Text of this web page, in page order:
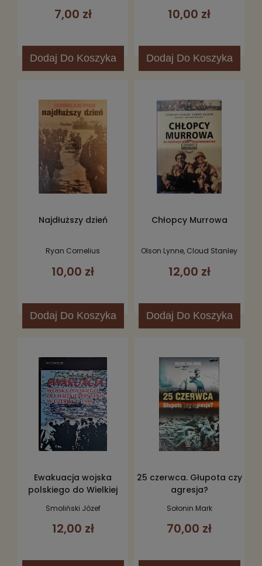
7,00 zł
Dodaj Do Koszyka
10,00 zł
Dodaj Do Koszyka
Najdłuższy dzień
Ryan Cornelius
10,00 zł
Dodaj Do Koszyka
Chłopcy Murrowa
Olson Lynne, Cloud Stanley
12,00 zł
Dodaj Do Koszyka
Ewakuacja wojska
polskiego do Wielkiej
Smoliński Józef
12,00 zł
25 czerwca. Głupota czy
agresja?
Sołonin Mark
70,00 zł